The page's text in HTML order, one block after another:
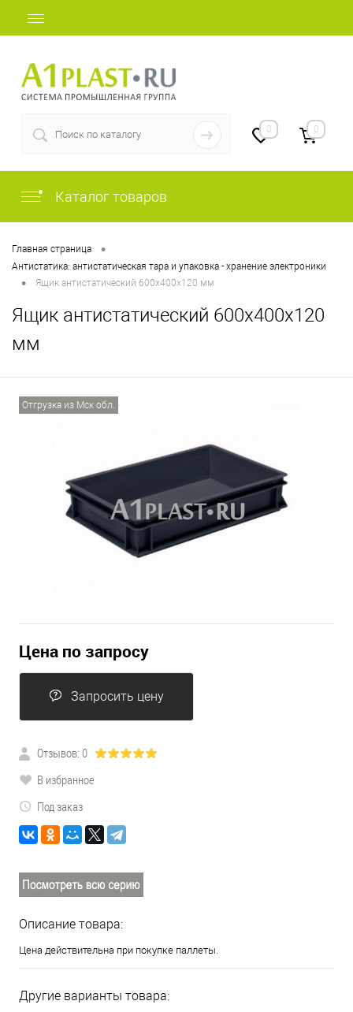
0 0
Каталог товаров
Главная страница •
Антистатика: антистатическая тара и упаковка - хранение электроники
• Ящик антистатический 600х400х120 мм
Ящик антистатический 600х400х120
мм
Отгрузка из Мск обл.
Цена по запросу
Запросить цену
Отзывов: 0
В избранное
Под заказ
Описание товара:
Цена действительна при покупке паллеты.
Другие варианты товара: